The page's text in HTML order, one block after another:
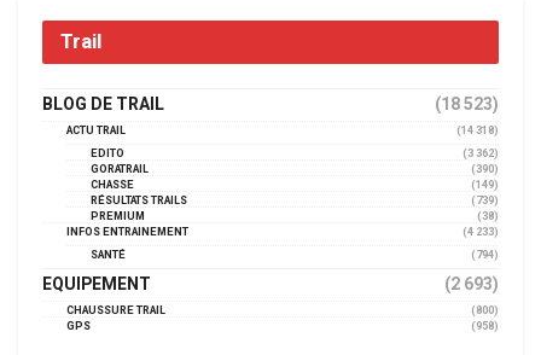
Trail
BLOG DE TRAIL (18 523)
ACTU TRAIL
(14 318)
EDITO
(3 362)
GORATRAIL
(390)
CHASSE
(149)
RÉSULTATS TRAILS
(739)
PREMIUM
(38)
INFOS ENTRAINEMENT
(4 233)
SANTÉ
(794)
EQUIPEMENT (2 693)
CHAUSSURE TRAIL
(800)
GPS
(958)